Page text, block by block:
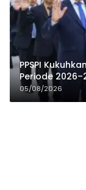
PPSPI
Periode
Publik
05/08/2026